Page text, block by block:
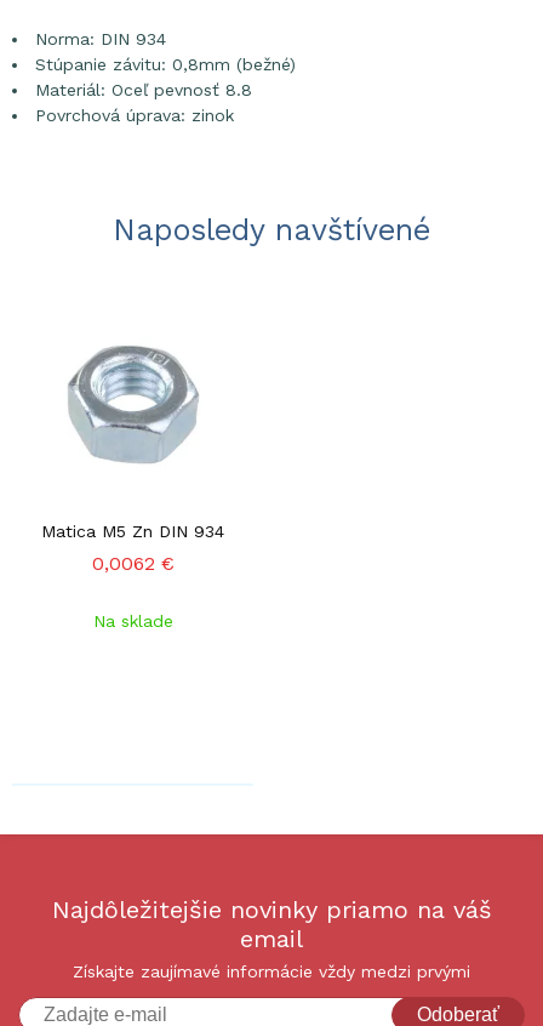
Norma: DIN 934
Stúpanie závitu: 0,8mm (bežné)
Materiál: Oceľ pevnosť 8.8
Povrchová úprava: zinok
Naposledy navštívené
Matica M5 Zn DIN 934
0,0062 €
Na sklade
Najdôležitejšie novinky priamo na váš
email
Získajte zaujímavé informácie vždy medzi prvými
Odoberať